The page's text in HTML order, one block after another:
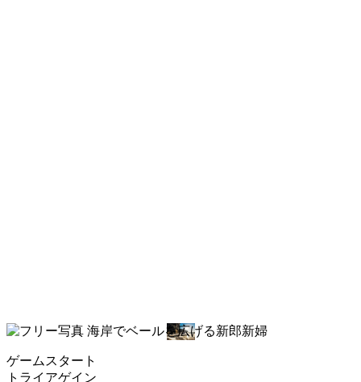
ゲームスタート
トライアゲイン